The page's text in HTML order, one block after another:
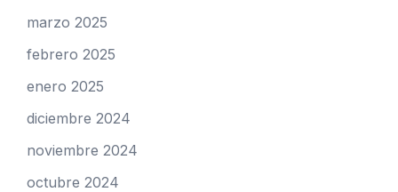
marzo 2025
febrero 2025
enero 2025
diciembre 2024
noviembre 2024
octubre 2024